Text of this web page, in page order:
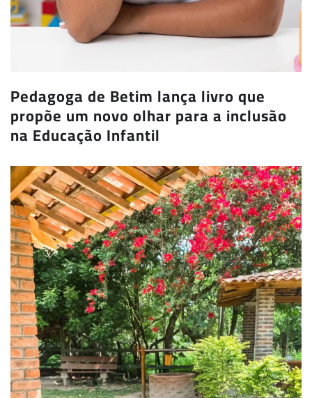
Pedagoga de Betim lança livro que
propõe um novo olhar para a inclusão
na Educação Infantil